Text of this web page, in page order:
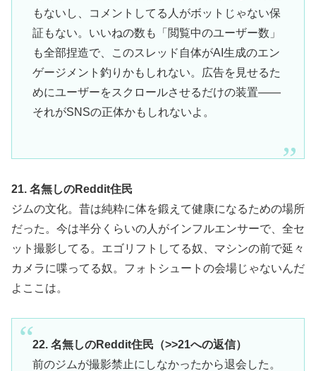
もないし、コメントしてる人がボットじゃない保
証もない。いいねの数も「閲覧中のユーザー数」
も全部捏造で、このスレッド自体がAI生成のエン
ゲージメント釣りかもしれない。広告を見せるた
めにユーザーをスクロールさせるだけの装置——
それがSNSの正体かもしれないよ。
21. 名無しのReddit住民
ジムの文化。昔は純粋に体を鍛えて健康になるための場所
だった。今は半分くらいの人がインフルエンサーで、全セ
ット撮影してる。エゴリフトしてる奴、マシンの前で延々
カメラに喋ってる奴。フォトシュートの会場じゃないんだ
よここは。
22. 名無しのReddit住民（>>21への返信）
前のジムが撮影禁止にしなかったから退会した。